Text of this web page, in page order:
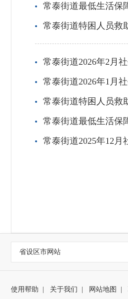
常泰街道最低生活保
常泰街道特困人员救
常泰街道2026年2月
常泰街道2026年1月
常泰街道特困人员救
常泰街道最低生活保
常泰街道2025年12月
省设区市网站
使用帮助 关于我们 网站地图